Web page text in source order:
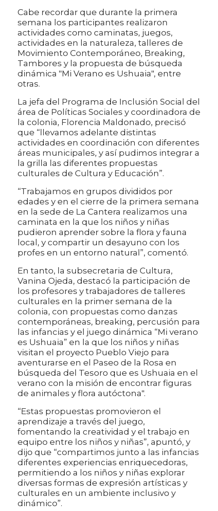
Cabe recordar que durante la primera
semana los participantes realizaron
actividades como caminatas, juegos,
actividades en la naturaleza, talleres de
Movimiento Contemporáneo, Breaking,
Tambores y la propuesta de búsqueda
dinámica "Mi Verano es Ushuaia", entre
otras.
La jefa del Programa de Inclusión Social del
área de Políticas Sociales y coordinadora de
la colonia, Florencia Maldonado, precisó
que “llevamos adelante distintas
actividades en coordinación con diferentes
áreas municipales, y así pudimos integrar a
la grilla las diferentes propuestas
culturales de Cultura y Educación”.
“Trabajamos en grupos divididos por
edades y en el cierre de la primera semana
en la sede de La Cantera realizamos una
caminata en la que los niños y niñas
pudieron aprender sobre la flora y fauna
local, y compartir un desayuno con los
profes en un entorno natural”, comentó.
En tanto, la subsecretaria de Cultura,
Vanina Ojeda, destacó la participación de
los profesores y trabajadores de talleres
culturales en la primer semana de la
colonia, con propuestas como danzas
contemporáneas, breaking, percusión para
las infancias y el juego dinámica “Mi verano
es Ushuaia” en la que los niños y niñas
visitan el proyecto Pueblo Viejo para
aventurarse en el Paseo de la Rosa en
búsqueda del Tesoro que es Ushuaia en el
verano con la misión de encontrar figuras
de animales y flora autóctona".
“Estas propuestas promovieron el
aprendizaje a través del juego,
fomentando la creatividad y el trabajo en
equipo entre los niños y niñas”, apuntó, y
dijo que “compartimos junto a las infancias
diferentes experiencias enriquecedoras,
permitiendo a los niños y niñas explorar
diversas formas de expresión artísticas y
culturales en un ambiente inclusivo y
dinámico”.